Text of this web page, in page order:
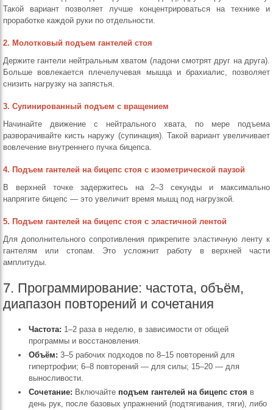
Такой вариант позволяет лучше концентрироваться на технике и
проработке каждой руки по отдельности.
2. Молотковый подъем гантелей стоя
Держите гантели нейтральным хватом (ладони смотрят друг на друга).
Больше вовлекается плечелучевая мышца и брахиалис, позволяет
снизить нагрузку на запястья.
3. Супинированный подъем с вращением
Начинайте движение с нейтрального хвата, по мере подъема
разворачивайте кисть наружу (супинация). Такой вариант увеличивает
вовлечение внутреннего пучка бицепса.
4. Подъем гантелей на бицепс стоя с изометрической паузой
В верхней точке задержитесь на 2–3 секунды и максимально
напрягите бицепс — это увеличит время мышц под нагрузкой.
5. Подъем гантелей на бицепс стоя с эластичной лентой
Для дополнительного сопротивления прикрепите эластичную ленту к
гантелям или стопам. Это усложнит работу в верхней части
амплитуды.
7. Программирование: частота, объём,
диапазон повторений и сочетания
Частота: 1–2 раза в неделю, в зависимости от общей
программы и восстановления.
Объём: 3–5 рабочих подходов по 8–15 повторений для
гипертрофии; 6–8 повторений — для силы; 15–20 — для
выносливости.
Сочетание: Включайте подъем гантелей на бицепс стоя в
день рук, после базовых упражнений (подтягивания, тяги), либо